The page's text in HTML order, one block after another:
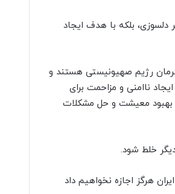
دلسوزی، بلکه با هدف ایجاد
رژیم صهیونیستی هستند و
ناامنی و مزاحمت برای
بهبود معیشت و حل مشکلات
خلط شود.
هرگز اجازه نخواهیم داد